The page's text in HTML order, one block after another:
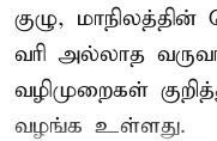
குழு,
வரி அல்லாத
வழிமுறைகள்
வழங்க உள்ளது.